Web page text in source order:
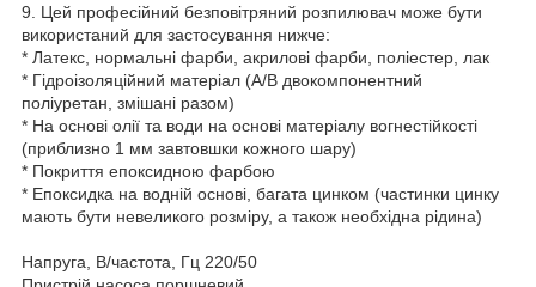
9. Цей професійний безповітряний розпилювач може бути
використаний для застосування нижче:
* Латекс, нормальні фарби, акрилові фарби, поліестер, лак
* Гідроізоляційний матеріал (A/B двокомпонентний
поліуретан, змішані разом)
* На основі олії та води на основі матеріалу вогнестійкості
(приблизно 1 мм завтовшки кожного шару)
* Покриття епоксидною фарбою
* Епоксидка на водній основі, багата цинком (частинки цинку
мають бути невеликого розміру, а також необхідна рідина)
Напруга, В/частота, Гц 220/50